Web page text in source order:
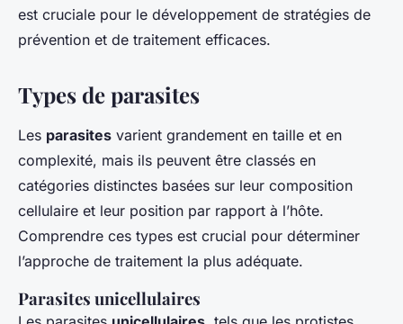
est cruciale pour le développement de stratégies de
prévention et de traitement efficaces.
Types de parasites
Les parasites varient grandement en taille et en
complexité, mais ils peuvent être classés en
catégories distinctes basées sur leur composition
cellulaire et leur position par rapport à l’hôte.
Comprendre ces types est crucial pour déterminer
l’approche de traitement la plus adéquate.
Parasites unicellulaires